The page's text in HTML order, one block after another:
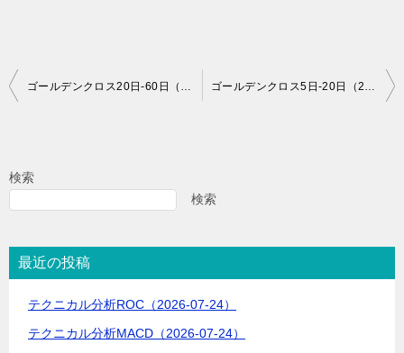
投
ビ
シ
ョ
ゴールデンクロス20日-60日（2024-07-17） ゴールデンクロス5日-20日（2024-07-18）
検索
検索
最近の投稿
テクニカル分析ROC（2026-07-24）
テクニカル分析MACD（2026-07-24）